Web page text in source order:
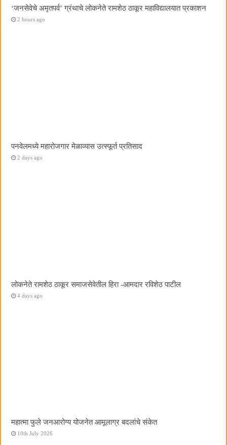
‌‘जनसेवेचे अमृतपर्व‌’ ग्रंथाचे लोकनेते रामशेठ ठाकूर महाविद्यालयात प्रकाशन
2 hours ago
पनवेलमध्ये महारोजगार मेळाव्यास उत्स्फूर्त प्रतिसाद
2 days ago
लोकनेते रामशेठ ठाकूर समाजसेवेतील हिरा -आमदार रविशेठ पाटील
4 days ago
महात्मा फुले जनआरोग्य योजनेत आमूलाग्र बदलांचे संकेत
10th July 2026